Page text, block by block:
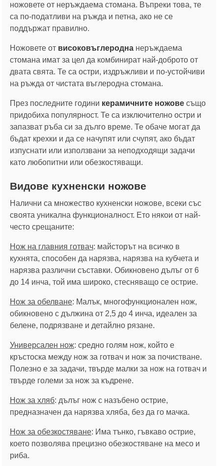
ножовете от неръждаема стомана. Въпреки това, те
са по-податливи на ръжда и петна, ако не се
поддържат правилно.
Ножовете от високовъглеродна неръждаема
стомана имат за цел да комбинират най-доброто от
двата свята. Те са остри, издръжливи и по-устойчиви
на ръжда от чистата въглеродна стомана.
През последните години керамичните ножове също
придобиха популярност. Те са изключително остри и
запазват ръба си за дълго време. Те обаче могат да
бъдат крехки и да се начупят или счупят, ако бъдат
изпуснати или използвани за неподходящи задачи
като любопитни или обезкостяващи.
Видове кухненски ножове
Налични са множество кухненски ножове, всеки със
своята уникална функционалност. Ето някои от най-
често срещаните:
Нож на главния готвач: майсторът на всичко в
кухнята, способен да нарязва, нарязва на кубчета и
нарязва различни съставки. Обикновено дълъг от 6
до 14 инча, той има широко, стесняващо се острие.
Нож за обелване: Малък, многофункционален нож,
обикновено с дължина от 2,5 до 4 инча, идеален за
белене, подрязване и детайлно рязане.
Универсален нож: средно голям нож, който е
кръстоска между нож за готвач и нож за почистване.
Полезно е за задачи, твърде малки за нож на готвач и
твърде големи за нож за къдрене.
Нож за хляб: дълъг нож с назъбено острие,
предназначен да нарязва хляба, без да го мачка.
Нож за обезкостяване: Има тънко, гъвкаво острие,
което позволява прецизно обезкостяване на месо и
риба.